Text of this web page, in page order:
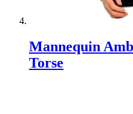
Mannequin
Torse